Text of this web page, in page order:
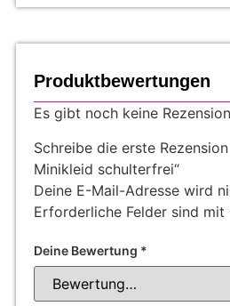
Produktbewertungen
Es gibt noch keine
Schreibe die erste
Minikleid schulterfrei“
Deine E-Mail-Adresse wird
Erforderliche Felder sind mit
Deine Bewertung *